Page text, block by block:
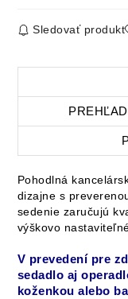
Sledovať produkt
Pohodlná
dizajne s
sedenie zaručujú
výškovo
V prevedení pre
sedadlo aj
koženkou alebo